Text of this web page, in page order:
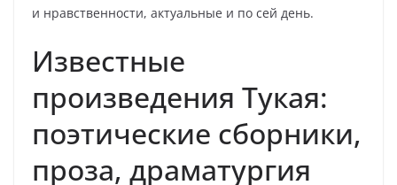
и нравственности, актуальные и по сей день.
Известные
произведения Тукая:
поэтические сборники,
проза, драматургия